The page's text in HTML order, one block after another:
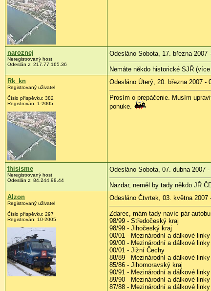
naroznej
Neregistrovaný host
Odeslán z: 217.77.165.36
Odesláno Sobota, 17. března 2007
Nemáte někdo historické SJŘ
Rk_kn
Registrovaný uživatel
Číslo příspěvku: 382
Registrován: 1-2005
Odesláno Úterý, 20. března 2007 -
Prosím o prepáčenie. Musím
ponuke.
thisisme
Neregistrovaný host
Odeslán z: 84.244.98.44
Odesláno Sobota, 07. dubna 2007 -
Nazdar, neměl by tady někdo JŘ
Alzon
Registrovaný uživatel
Číslo příspěvku: 297
Registrován: 10-2005
Odesláno Čtvrtek, 03. května 2007
Zdarec, mám tady navíc pár
98/99 - Středočeský kraj
98/99 - Jihočeský kraj
00/01 - Mezinárodní a dálkové linky
99/00 - Mezinárodní a dálkové linky
00/01 - Jižní Čechy
88/89 - Mezinárodní a dálkové linky
85/86 - Jihomoravský kraj
90/91 - Mezinárodní a dálkové linky
89/90 - Mezinárodní a dálkové linky
87/88 - Mezinárodní a dálkové linky